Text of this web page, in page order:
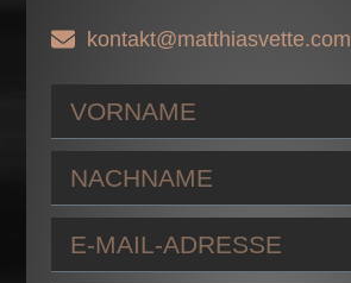
kontakt@matthiasvette.com